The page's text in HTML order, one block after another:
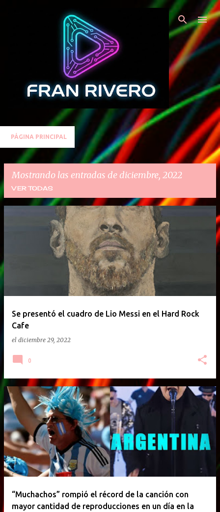
Ir al contenido principal
PÁGINA PRINCIPAL
Mostrando las entradas de diciembre, 2022
VER TODAS
r
a
d
Se presentó el cuadro de Lio Messi en el Hard Rock
Cafe
el diciembre 29, 2022
0
“Muchachos” rompió el récord de la canción con
mayor cantidad de reproducciones en un día en la